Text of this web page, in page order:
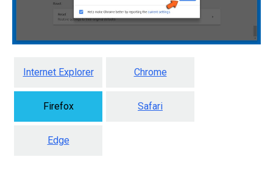
Internet Explorer Chrome
Firefox Safari
Edge